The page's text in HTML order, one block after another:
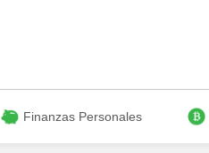
Finanzas Personales